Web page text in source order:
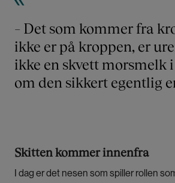
– Det som kommer fra
ikke er på kroppen, er
ikke en skvett morsmelk
om den sikkert egentlig
Skitten kommer innenfra
I dag er det nesen som spiller rollen